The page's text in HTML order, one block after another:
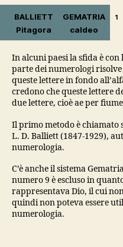
BALLIETT
Pitagora
GEMATRIA
caldeo
1
In alcuni paesi la sfida è
parte dei numerologi
queste lettere in fondo
credono che queste lettere
due lettere, cioè ae per
Il primo metodo è chiamato
L. D. Balliett (1847-1929),
numerologia.
C’è anche il sistema
numero 9 è escluso in
rappresentava Dio, il cui
quindi non poteva essere
numerologia.